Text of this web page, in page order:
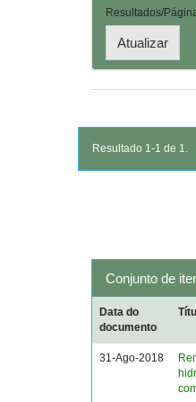
Resultados/
Resultado 1-1 de 1.
Conjunto de
Data do
documento
31-Ago-2018